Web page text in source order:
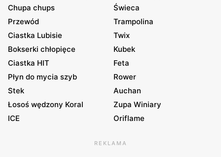
Chupa chups
Świeca
Przewód
Trampolina
Ciastka Lubisie
Twix
Bokserki chłopięce
Kubek
Ciastka HIT
Feta
Płyn do mycia szyb
Rower
Stek
Auchan
Łosoś wędzony Koral
Zupa Winiary
ICE
Oriflame
REKLAMA